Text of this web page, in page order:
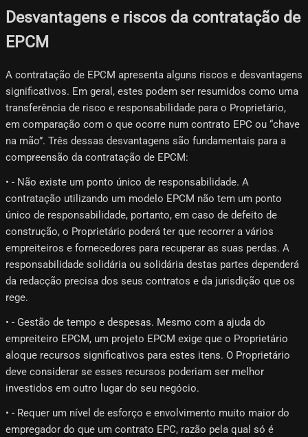
Desvantagens e riscos da contratação de
EPCM
A contratação de EPCM apresenta alguns riscos e desvantagens
significativos. Em geral, estes podem ser resumidos como uma
transferência de risco e responsabilidade para o Proprietário,
em comparação com o que ocorre num contrato EPC ou “chave
na mão”. Três dessas desvantagens são fundamentais para a
compreensão da contratação de EPCM:
• - Não existe um ponto único de responsabilidade. A
contratação utilizando um modelo EPCM não tem um ponto
único de responsabilidade, portanto, em caso de defeito de
construção, o Proprietário poderá ter que recorrer a vários
empreiteiros e fornecedores para recuperar as suas perdas. A
responsabilidade solidária ou solidária destas partes dependerá
da redacção precisa dos seus contratos e da jurisdição que os
rege.
• - Gestão de tempo e despesas. Mesmo com a ajuda do
empreiteiro EPCM, um projeto EPCM exige que o Proprietário
aloque recursos significativos para estes itens. O Proprietário
deve considerar se esses recursos poderiam ser melhor
investidos em outro lugar do seu negócio.
• - Requer um nível de esforço e envolvimento muito maior do
empregador do que um contrato EPC, razão pela qual só é